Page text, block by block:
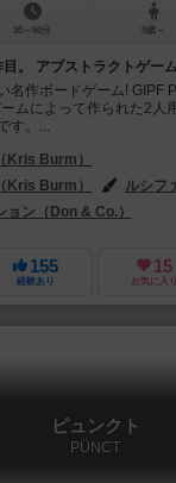
30～60分 9歳～
。 アブストラクトゲー
名作ボードゲーム! GIPF
ムによって作られた2人
す。...
Kris Burm）
Kris Burm）
ルシフ
ョン（Don & Co.）
155
経験あり
15
お気に入り
ピュンクト
PÜNCT